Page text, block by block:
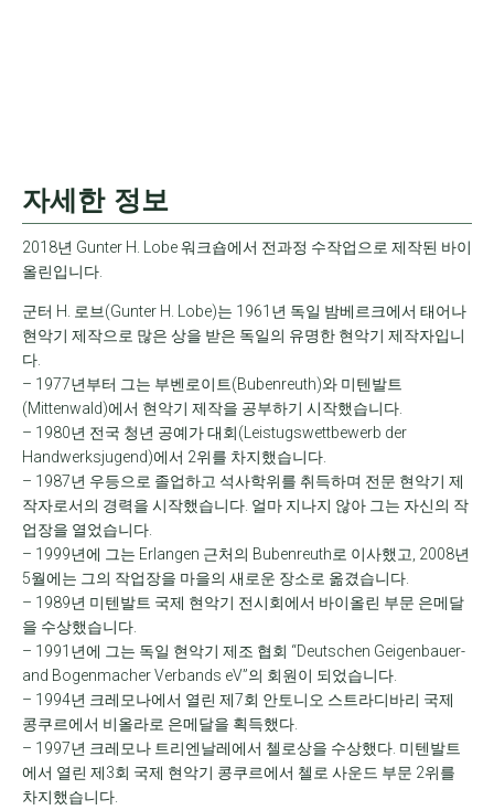
자세한 정보
2018년 Gunter H. Lobe 워크숍에서 전과정 수작업으로 제작된 바이
올린입니다.
군터 H. 로브(Gunter H. Lobe)는 1961년 독일 밤베르크에서 태어나
현악기 제작으로 많은 상을 받은 독일의 유명한 현악기 제작자입니
다.
– 1977년부터 그는 부벤로이트(Bubenreuth)와 미텐발트
(Mittenwald)에서 현악기 제작을 공부하기 시작했습니다.
– 1980년 전국 청년 공예가 대회(Leistugswettbewerb der
Handwerksjugend)에서 2위를 차지했습니다.
– 1987년 우등으로 졸업하고 석사학위를 취득하며 전문 현악기 제
작자로서의 경력을 시작했습니다. 얼마 지나지 않아 그는 자신의 작
업장을 열었습니다.
– 1999년에 그는 Erlangen 근처의 Bubenreuth로 이사했고, 2008년
5월에는 그의 작업장을 마을의 새로운 장소로 옮겼습니다.
– 1989년 미텐발트 국제 현악기 전시회에서 바이올린 부문 은메달
을 수상했습니다.
– 1991년에 그는 독일 현악기 제조 협회 “Deutschen Geigenbauer-
and Bogenmacher Verbands eV”의 회원이 되었습니다.
– 1994년 크레모나에서 열린 제7회 안토니오 스트라디바리 국제
콩쿠르에서 비올라로 은메달을 획득했다.
– 1997년 크레모나 트리엔날레에서 첼로상을 수상했다. 미텐발트
에서 열린 제3회 국제 현악기 콩쿠르에서 첼로 사운드 부문 2위를
차지했습니다.